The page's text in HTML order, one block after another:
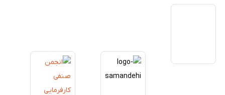
سمت تحقق این چشم‌انداز حرکت می‌کند.